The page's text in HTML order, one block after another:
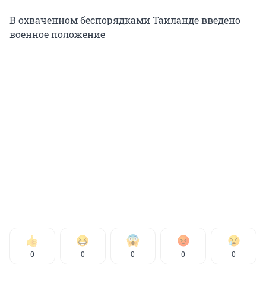
В охваченном беспорядками Таиланде введено
военное положение
0 0 0 0 0